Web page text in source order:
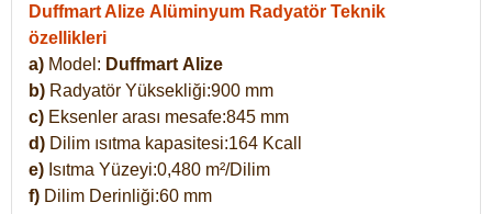
Duffmart Alize Alüminyum Radyatör Teknik
özellikleri
a) Model: Duffmart Alize
b) Radyatör Yüksekliği:900 mm
c) Eksenler arası mesafe:845 mm
d) Dilim ısıtma kapasitesi:164 Kcall
e) Isıtma Yüzeyi:0,480 m²/Dilim
f) Dilim Derinliği:60 mm